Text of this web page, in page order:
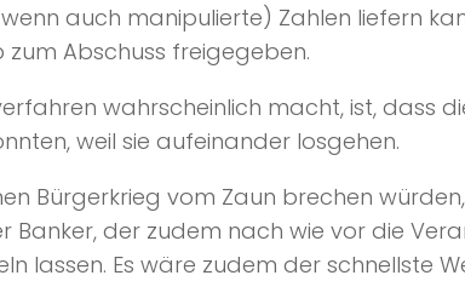
auch manipulierte) Zahlen liefern
Abschuss freigegeben.
wahrscheinlich macht, ist, dass
weil sie aufeinander losgehen.
Bürgerkrieg vom Zaun brechen
Banker, der zudem nach wie vor die
lassen. Es wäre zudem der schnellste